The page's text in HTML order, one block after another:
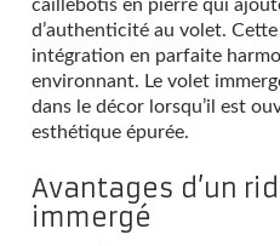
caillebotis en pierre qui
d’authenticité au volet.
intégration en parfaite
environnant. Le volet
dans le décor lorsqu’il est
esthétique épurée.
Avantages d’un
immergé